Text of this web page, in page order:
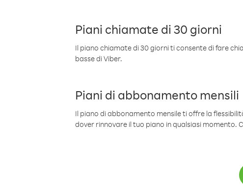
Piani chiamate di 30 giorni
Il piano chiamate di 30 giorni ti consente di fare
basse di Viber.
Piani di abbonamento mensili
Il piano di abbonamento mensile ti offre la
dover rinnovare il tuo piano in qualsiasi momento.